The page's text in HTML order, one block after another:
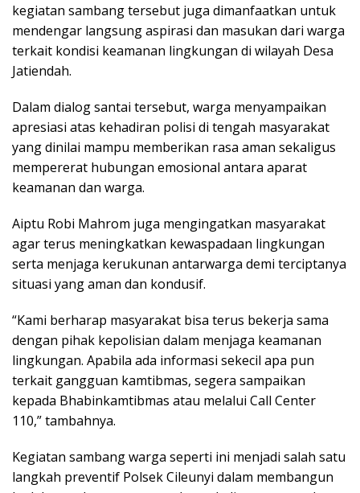
kegiatan sambang tersebut juga dimanfaatkan untuk
mendengar langsung aspirasi dan masukan dari warga
terkait kondisi keamanan lingkungan di wilayah Desa
Jatiendah.
Dalam dialog santai tersebut, warga menyampaikan
apresiasi atas kehadiran polisi di tengah masyarakat
yang dinilai mampu memberikan rasa aman sekaligus
mempererat hubungan emosional antara aparat
keamanan dan warga.
Aiptu Robi Mahrom juga mengingatkan masyarakat
agar terus meningkatkan kewaspadaan lingkungan
serta menjaga kerukunan antarwarga demi terciptanya
situasi yang aman dan kondusif.
“Kami berharap masyarakat bisa terus bekerja sama
dengan pihak kepolisian dalam menjaga keamanan
lingkungan. Apabila ada informasi sekecil apa pun
terkait gangguan kamtibmas, segera sampaikan
kepada Bhabinkamtibmas atau melalui Call Center
110,” tambahnya.
Kegiatan sambang warga seperti ini menjadi salah satu
langkah preventif Polsek Cileunyi dalam membangun